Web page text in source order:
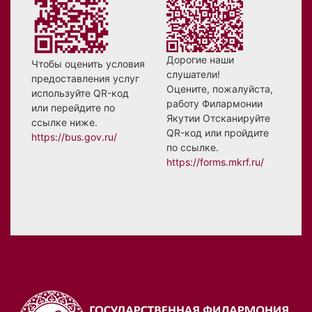
Чтобы оценить условия
предоставления услуг
используйте QR-код
или перейдите по
ссылке ниже.
https://bus.gov.ru/
Дорогие наши
слушатели!
Оцените, пожалуйста,
работу Филармонии
Якутии Отсканируйте
QR-код или пройдите
по ссылке.
https://forms.mkrf.ru/